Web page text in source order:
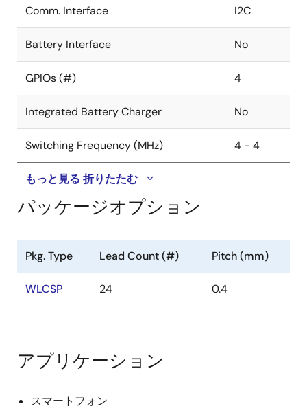
Comm. Interface I2C
Battery Interface No
GPIOs (#) 4
Integrated Battery Charger No
Switching Frequency (MHz) 4 - 4
もっと見る 折りたたむ
パッケージオプション
Pkg. Type Lead Count (#) Pitch (mm)
WLCSP 24 0.4
アプリケーション
スマートフォン